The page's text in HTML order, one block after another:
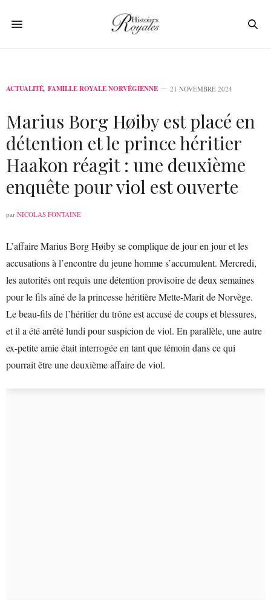
ACTUALITÉ, FAMILLE ROYALE NORVÉGIENNE 21 NOVEMBRE 2024
Marius Borg Høiby est placé en
détention et le prince héritier
Haakon réagit : une deuxième
enquête pour viol est ouverte
par NICOLAS FONTAINE
L’affaire Marius Borg Høiby se complique de jour en jour et les
accusations à l’encontre du jeune homme s’accumulent. Mercredi,
les autorités ont requis une détention provisoire de deux semaines
pour le fils aîné de la princesse héritière Mette-Marit de Norvège.
Le beau-fils de l’héritier du trône est accusé de coups et blessures,
et il a été arrêté lundi pour suspicion de viol. En parallèle, une autre
ex-petite amie était interrogée en tant que témoin dans ce qui
pourrait être une deuxième affaire de viol.